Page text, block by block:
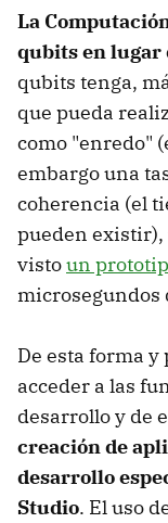
La
qubits en lugar
qubits tenga,
que pueda
como "enredo"
embargo una
coherencia (el
pueden existir),
vistoun
microsegundos
De esta forma
acceder a las
desarrollo y de
creación de
desarrollo
Studio. El uso